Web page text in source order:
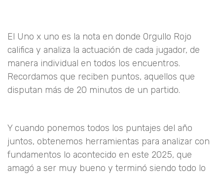
El Uno x uno es la nota en donde Orgullo Rojo
califica y analiza la actuación de cada jugador, de
manera individual en todos los encuentros.
Recordamos que reciben puntos, aquellos que
disputan más de 20 minutos de un partido.
Y cuando ponemos todos los puntajes del año
juntos, obtenemos herramientas para analizar con
fundamentos lo acontecido en este 2025, que
amagó a ser muy bueno y terminó siendo todo lo